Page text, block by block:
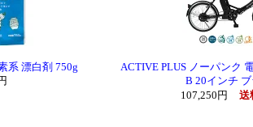
系 漂白剤 750g
ACTIVE PLUS ノーパンク
B 20インチ ブ
107,250円
送